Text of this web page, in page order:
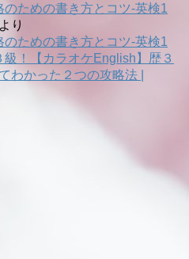
ための書き方とコツ-英検1
より
ための書き方とコツ-英検1
級！【カラオケEnglish】歴３
わかった２つの攻略法 |